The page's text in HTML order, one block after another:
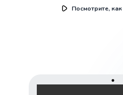
Посмотрите,